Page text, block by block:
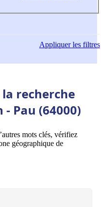
Appliquerles filtres
recherche
Pau (64000)
mots clés, vérifiez
géographique de